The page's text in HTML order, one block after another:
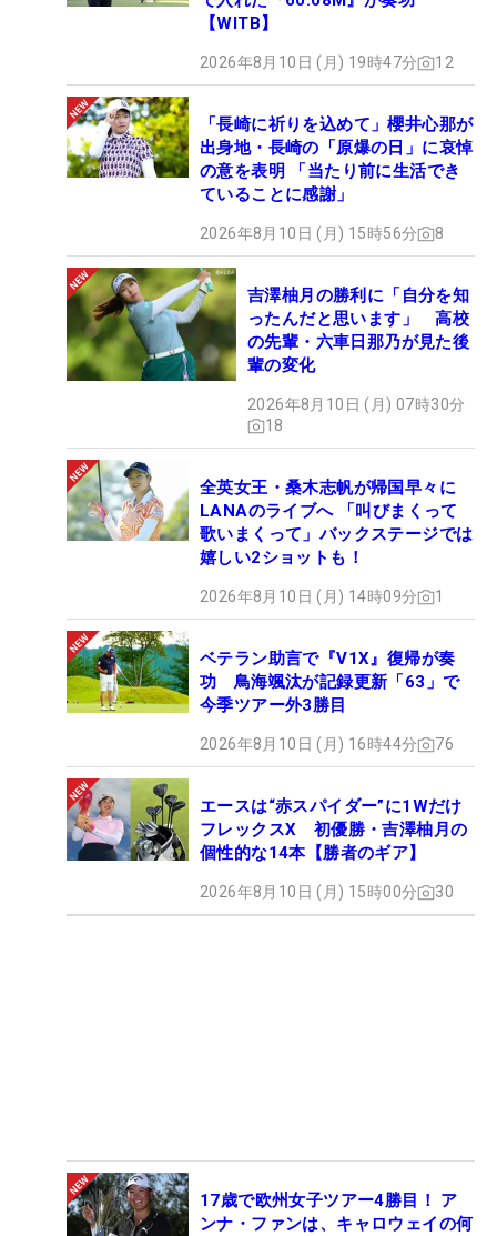
【WITB】
2026年8月10日 (月) 19時47分 12
「長崎に祈りを込めて」櫻井心那が
出身地・長崎の「原爆の日」に哀悼
の意を表明 「当たり前に生活でき
ていることに感謝」
2026年8月10日 (月) 15時56分 8
吉澤柚月の勝利に「自分を知
ったんだと思います」 高校
の先輩・六車日那乃が見た後
輩の変化
2026年8月10日 (月) 07時30分
18
全英女王・桑木志帆が帰国早々に
LANAのライブへ 「叫びまくって
歌いまくって」バックステージでは
嬉しい2ショットも！
2026年8月10日 (月) 14時09分 1
ベテラン助言で『V1X』復帰が奏
功 鳥海颯汰が記録更新「63」で
今季ツアー外3勝目
2026年8月10日 (月) 16時44分 76
エースは“赤スパイダー”に1Wだけ
フレックスX 初優勝・吉澤柚月の
個性的な14本【勝者のギア】
2026年8月10日 (月) 15時00分 30
17歳で欧州女子ツアー4勝目！ ア
ンナ・ファンは、キャロウェイの何